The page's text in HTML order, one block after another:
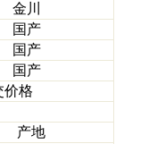
金川
国产
国产
国产
价格
产地